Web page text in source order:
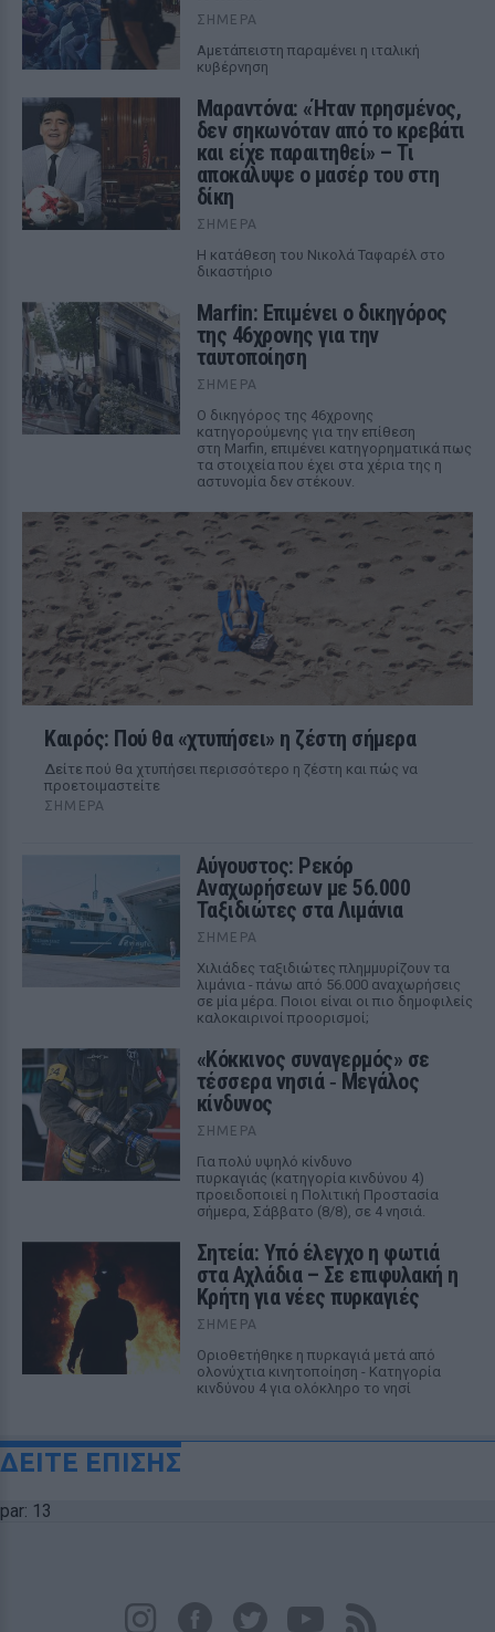
ΣΉΜΕΡΑ
Αμετάπειστη παραμένει η ιταλική
κυβέρνηση
Μαραντόνα: «Ήταν πρησμένος,
δεν σηκωνόταν από το κρεβάτι
και είχε παραιτηθεί» – Τι
αποκάλυψε ο μασέρ του στη
δίκη
ΣΉΜΕΡΑ
Η κατάθεση του Νικολά Ταφαρέλ στο
δικαστήριο
Marfin: Επιμένει ο δικηγόρος
της 46χρονης για την
ταυτοποίηση
ΣΉΜΕΡΑ
Ο δικηγόρος της 46χρονης
κατηγορούμενης για την επίθεση
στη Marfin, επιμένει κατηγορηματικά πως
τα στοιχεία που έχει στα χέρια της η
αστυνομία δεν στέκουν.
Καιρός: Πού θα «χτυπήσει» η ζέστη σήμερα
Δείτε πού θα χτυπήσει περισσότερο η ζέστη και πώς να
προετοιμαστείτε
ΣΉΜΕΡΑ
Αύγουστος: Ρεκόρ
Αναχωρήσεων με 56.000
Ταξιδιώτες στα Λιμάνια
ΣΉΜΕΡΑ
Χιλιάδες ταξιδιώτες πλημμυρίζουν τα
λιμάνια - πάνω από 56.000 αναχωρήσεις
σε μία μέρα. Ποιοι είναι οι πιο δημοφιλείς
καλοκαιρινοί προορισμοί;
«Κόκκινος συναγερμός» σε
τέσσερα νησιά ‑ Μεγάλος
κίνδυνος
ΣΉΜΕΡΑ
Για πολύ υψηλό κίνδυνο
πυρκαγιάς (κατηγορία κινδύνου 4)
προειδοποιεί η Πολιτική Προστασία
σήμερα, Σάββατο (8/8), σε 4 νησιά.
Σητεία: Υπό έλεγχο η φωτιά
στα Αχλάδια – Σε επιφυλακή η
Κρήτη για νέες πυρκαγιές
ΣΉΜΕΡΑ
Οριοθετήθηκε η πυρκαγιά μετά από
ολονύχτια κινητοποίηση - Κατηγορία
κινδύνου 4 για ολόκληρο το νησί
ΔΕΙΤΕ ΕΠΙΣΗΣ
par: 13